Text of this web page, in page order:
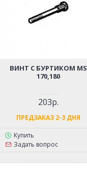
ВИНТ С БУРТИКОМ MS
170,180
203р.
ПРЕДЗАКАЗ 2-3 ДНЯ
Купить
Задать вопрос